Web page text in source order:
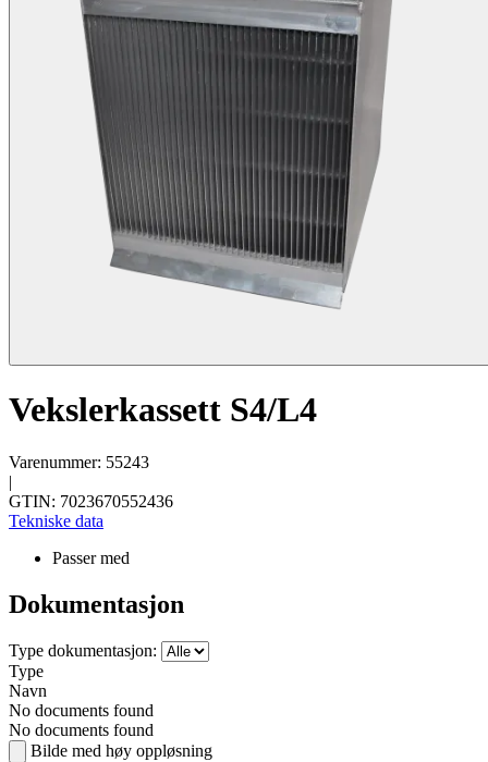
Vekslerkassett S4/L4
Varenummer: 55243
|
GTIN: 7023670552436
Tekniske data
Passer med
Dokumentasjon
Type dokumentasjon:
Type
Navn
No documents found
No documents found
Bilde med høy oppløsning